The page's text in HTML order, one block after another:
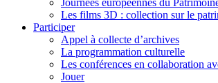
Journées européennes du
Les films 3D : collection sur le
Participer
Appel à collecte d’archives
La programmation culturelle
Les conférences en collaboration
Jouer